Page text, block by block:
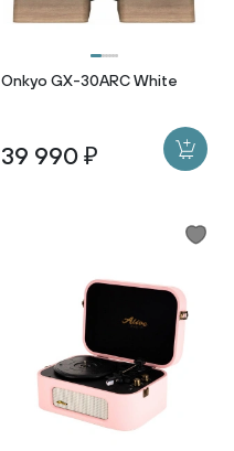
Onkyo GX-30ARC White
39 990 ₽